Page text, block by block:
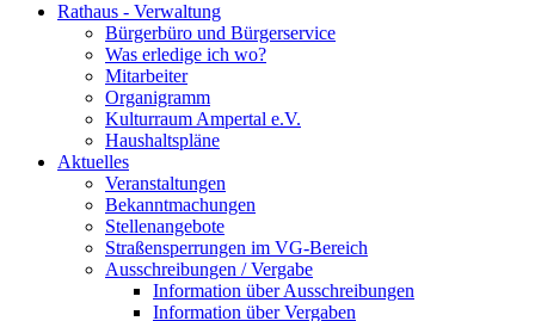
Rathaus - Verwaltung
Bürgerbüro und Bürgerservice
Was erledige ich wo?
Mitarbeiter
Organigramm
Kulturraum Ampertal e.V.
Haushaltspläne
Aktuelles
Veranstaltungen
Bekanntmachungen
Stellenangebote
Straßensperrungen im VG-Bereich
Ausschreibungen / Vergabe
Information über Ausschreibungen
Information über Vergaben